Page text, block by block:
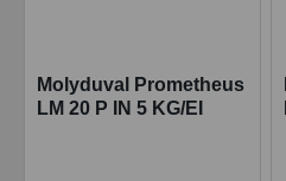
Molyduval Prometheus
LM 20 P IN 5 KG/EI